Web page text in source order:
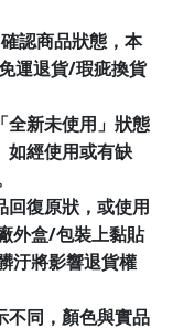
認商品狀態，本
運退貨/瑕疵換貨
全新未使用」狀態
如經使用或有缺
回復原狀，或使用
外盒/包裝上黏貼
汙將影響退貨權
不同，顏色與實品